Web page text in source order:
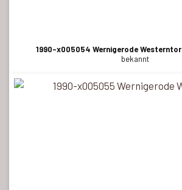
1990-x005054 Wernigerode Westerntor
bekannt